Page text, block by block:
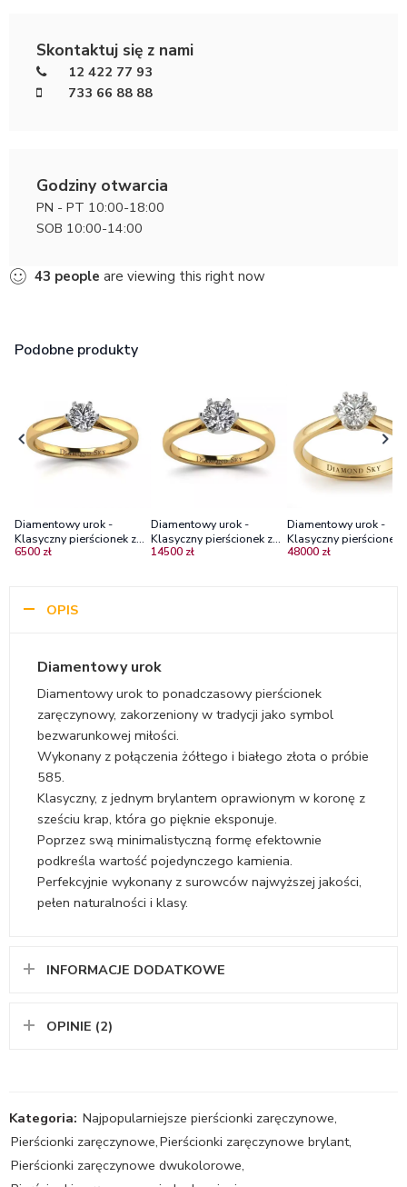
Skontaktuj się z nami
12 422 77 93
733 66 88 88
Godziny otwarcia
PN - PT 10:00-18:00
SOB 10:00-14:00
43 people are viewing this right now
Podobne produkty
Diamentowy urok -
Klasyczny pierścionek z
żółtego i białego złota z
6500 zł
Diamentowy urok -
Klasyczny pierścionek z
żółtego i białego złota z
14500 zł
Diamentowy urok -
Klasyczny pierścionek
żółtego i białego
48000 zł
OPIS
Diamentowy urok
Diamentowy urok to ponadczasowy pierścionek
zaręczynowy, zakorzeniony w tradycji jako symbol
bezwarunkowej miłości.
Wykonany z połączenia żółtego i białego złota o próbie
585.
Klasyczny, z jednym brylantem oprawionym w koronę z
sześciu krap, która go pięknie eksponuje.
Poprzez swą minimalistyczną formę efektownie
podkreśla wartość pojedynczego kamienia.
Perfekcyjnie wykonany z surowców najwyższej jakości,
pełen naturalności i klasy.
INFORMACJE DODATKOWE
OPINIE (2)
Kategoria: Najpopularniejsze pierścionki zaręczynowe,
Pierścionki zaręczynowe,Pierścionki zaręczynowe brylant,
Pierścionki zaręczynowe dwukolorowe,